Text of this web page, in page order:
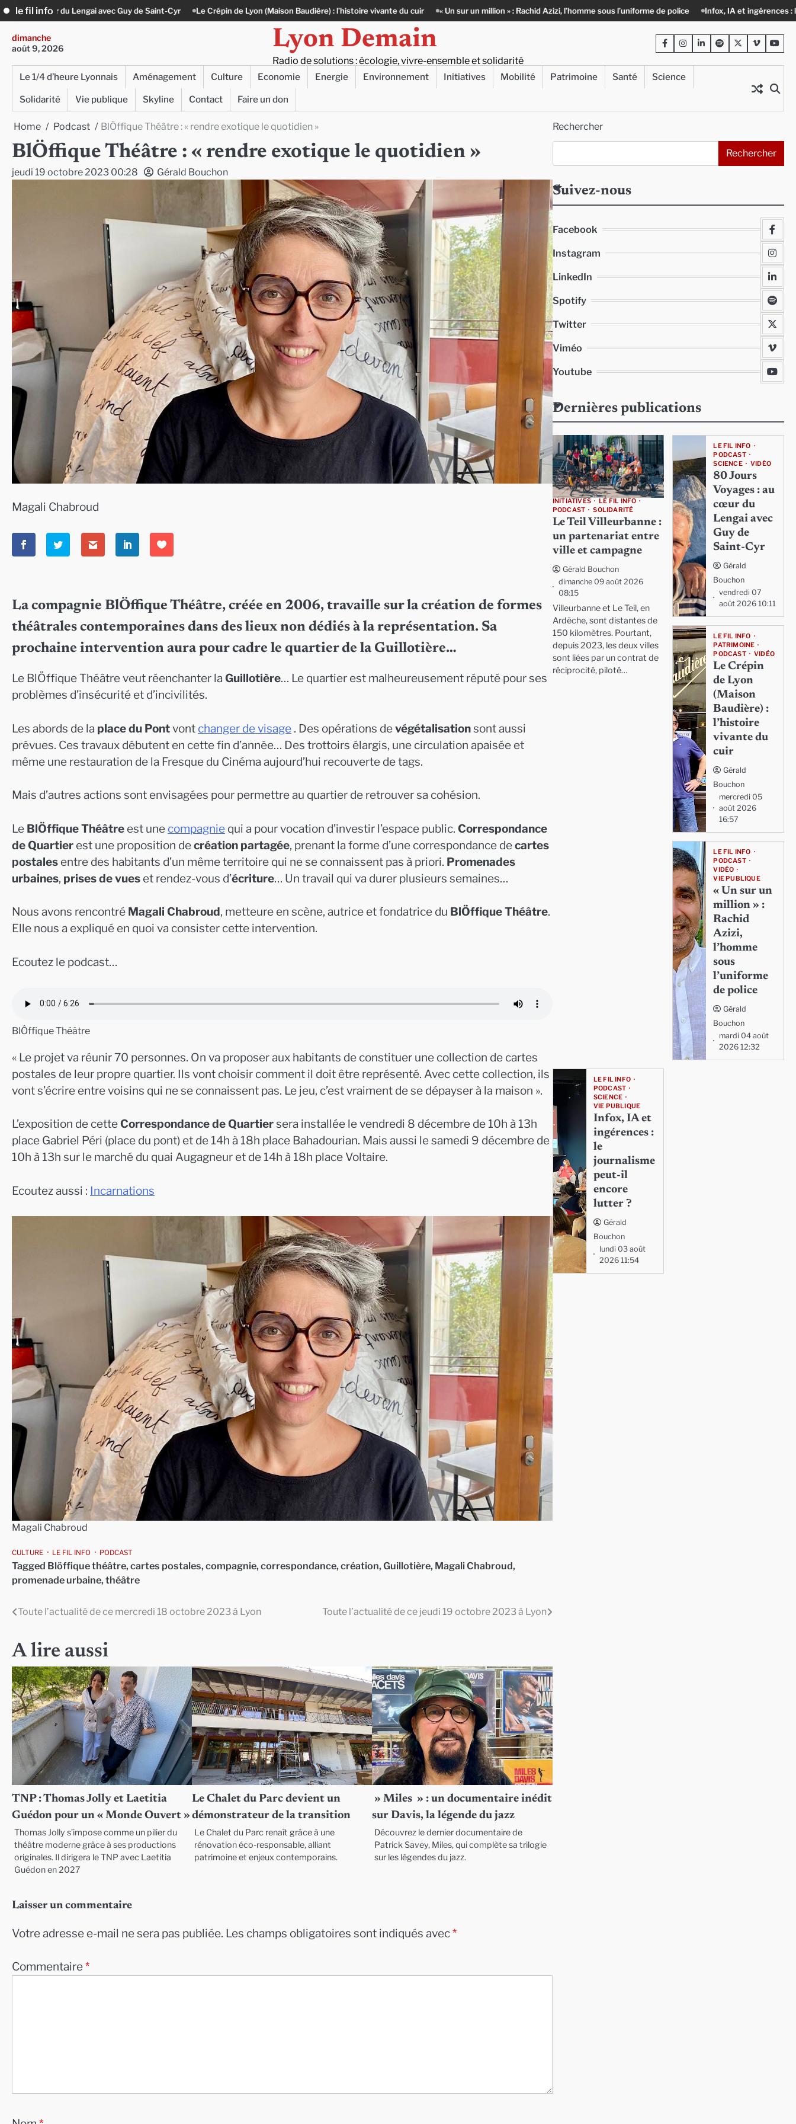
Skip
to
content
le fil info
Guy de Saint-Cyr Le Crépin de Lyon (Maison Baudière) : l’histoire vivante du cuir « Un sur un million » : Rachid Azizi, l’homme sous l’uniforme de police Infox, IA et ingérences : le journalisme peut-il
dimanche
août 9, 2026
Lyon Demain
Radio de solutions : écologie, vivre-ensemble et solidarité
Facebook
Instagram
LinkedInSpotifyTwitterViméo
Le 1/4 d’heure Lyonnais Aménagement Culture Economie Energie Environnement Initiatives Mobilité Patrimoine Santé
Science
Solidarité
Vie publique Skyline Contact Faire un don
Home Podcast BlÖffique Théâtre : « rendre exotique le quotidien »
BlÖffique Théâtre : « rendre exotique le quotidien »
jeudi 19 octobre 2023 00:28 Gérald Bouchon
Magali Chabroud
La compagnie BlÖffique Théâtre, créée en 2006, travaille sur la création de formes
théâtrales contemporaines dans des lieux non dédiés à la représentation. Sa
prochaine intervention aura pour cadre le quartier de la Guillotière…
Le BlÖffique Théâtre veut réenchanter la Guillotière… Le quartier est malheureusement réputé pour ses
problèmes d’insécurité et d’incivilités.
Les abords de la place du Pontvont changer de visage . Des opérations devégétalisationsont aussi
prévues. Ces travaux débutent en cette fin d’année… Des trottoirs élargis, une circulation apaisée et
même une restauration de la Fresque du Cinéma aujourd’hui recouverte de tags.
Mais d’autres actions sont envisagées pour permettre au quartier de retrouver sa cohésion.
Le BlÖffique Théâtre est une compagnie qui a pour vocation d’investir l’espace public. Correspondance
de Quartier est une proposition decréation partagée, prenant la forme d’une correspondance decartes
postales entre des habitants d’un même territoire qui ne se connaissent pas à priori. Promenades
urbaines, prises de vues et rendez-vous d’écriture… Un travail qui va durer plusieurs semaines…
Nous avons rencontré Magali Chabroud, metteure en scène, autrice et fondatrice du BlÖffique Théâtre.
Elle nous a expliqué en quoi va consister cette intervention.
Ecoutez le podcast…
BlÔffique Théâtre
« Le projet va réunir 70 personnes. On va proposer aux habitants de constituer une collection de cartes
postales de leur propre quartier. Ils vont choisir comment il doit être représenté. Avec cette collection, ils
vont s’écrire entre voisins qui ne se connaissent pas. Le jeu, c’est vraiment de se dépayser à la maison ».
L’exposition de cetteCorrespondance de Quartiersera installée le vendredi 8 décembre de 10h à 13h
place Gabriel Péri (place du pont) et de 14h à 18h place Bahadourian. Mais aussi le samedi 9 décembre de
10h à 13h sur le marché du quai Augagneur et de 14h à 18h place Voltaire.
Ecoutez aussi : Incarnations
Magali Chabroud
CULTURE LE FIL INFO PODCAST
Tagged Blöffique théâtre, cartes postales, compagnie, correspondance, création, Guillotière, Magali Chabroud,
promenade urbaine, théâtre
Navigation
l’article
Toute l’actualité de ce mercredi 18 octobre 2023 à Lyon Toute l’actualité de ce jeudi 19 octobre 2023 à Lyon
A lire aussi
TNP : Thomas Jolly et Laetitia
Guédon pour un « Monde Ouvert »
Thomas Jolly s’impose comme un pilier du
théâtre moderne grâce à ses productions
originales. Il dirigera le TNP avec Laetitia
Guédon en 2027
Le Chalet du Parc devient un
démonstrateur de la transition
Le Chalet du Parc renaît grâce à une
rénovation éco-responsable, alliant
patrimoine et enjeux contemporains.
» Miles » : un documentaire inédit
sur Davis, la légende du jazz
Découvrez le dernier documentaire de
Patrick Savey, Miles, qui complète sa trilogie
sur les légendes du jazz.
Laisser un commentaire
Votre adresse e-mail ne sera pas publiée. Les champs obligatoires sont indiqués avec*
Commentaire*
Rechercher
Rechercher
Suivez-nous
Facebook
Instagram
LinkedIn
Spotify
Twitter
Viméo
Youtube
Dernières publications
INITIATIVES
LE FIL INFO
PODCAST
SOLIDARITÉ
Le Teil Villeurbanne :
un partenariat entre
ville et campagne
Gérald Bouchon
dimanche 09 août 2026
08:15
Villeurbanne et Le Teil, en
Ardèche, sont distantes de
150 kilomètres. Pourtant,
depuis 2023, les deux villes
sont liées par un contrat de
réciprocité, piloté…
LE FIL INFO
PODCAST
SCIENCE
VIDÉO
80 Jours
Voyages : au
cœur du
Lengai avec
Guy de
Saint-Cyr
Gérald
Bouchon
vendredi 07
août 2026 10:11
LE FIL INFO
PATRIMOINE
PODCAST
VIDÉO
Le Crépin
de Lyon
(Maison
Baudière) :
l’histoire
vivante du
cuir
Gérald
Bouchon
mercredi 05
août 2026
16:57
LE FIL INFO
PODCAST
VIDÉO
VIE PUBLIQUE
« Un sur un
million » :
Rachid
Azizi,
l’homme
sous
l’uniforme
de police
Gérald
Bouchon
mardi 04 août
2026 12:32
LE FIL INFO
PODCAST
SCIENCE
VIE PUBLIQUE
Infox, IA et
ingérences :
le
journalisme
peut-il
encore
lutter ?
Gérald
Bouchon
lundi 03 août
2026 11:54